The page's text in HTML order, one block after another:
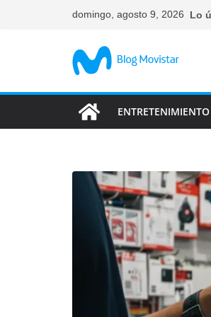
domingo, agosto 9, 2026 Lo
ENTRETENIMIENTO